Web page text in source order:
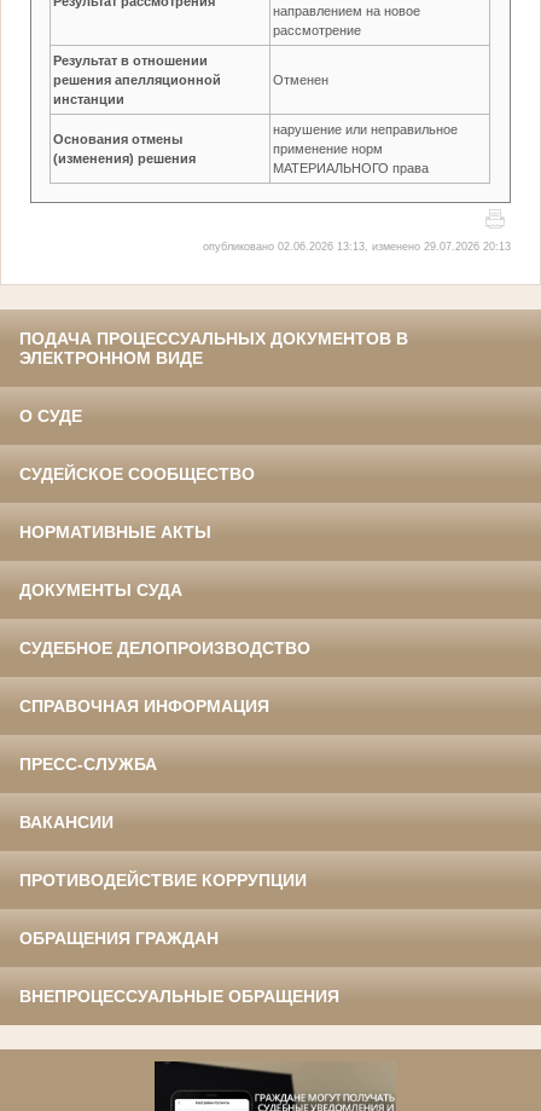
направлением на новое
рассмотрение
Результат в отношении
решения апелляционной
инстанции
Отменен
Основания отмены
(изменения) решения
нарушение или неправильное
применение норм
МАТЕРИАЛЬНОГО права
опубликовано 02.06.2026 13:13, изменено 29.07.2026 20:13
ПОДАЧА ПРОЦЕССУАЛЬНЫХ ДОКУМЕНТОВ В
ЭЛЕКТРОННОМ ВИДЕ
О СУДЕ
СУДЕЙСКОЕ СООБЩЕСТВО
НОРМАТИВНЫЕ АКТЫ
ДОКУМЕНТЫ СУДА
СУДЕБНОЕ ДЕЛОПРОИЗВОДСТВО
СПРАВОЧНАЯ ИНФОРМАЦИЯ
ПРЕСС-СЛУЖБА
ВАКАНСИИ
ПРОТИВОДЕЙСТВИЕ КОРРУПЦИИ
ОБРАЩЕНИЯ ГРАЖДАН
ВНЕПРОЦЕССУАЛЬНЫЕ ОБРАЩЕНИЯ